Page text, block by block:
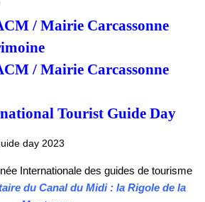
/ Mairie Carcassonne
/ Mairie Carcassonne
Tourist Guide Day
Internationale des guides de tourisme
du Canal du Midi : la Rigole de la